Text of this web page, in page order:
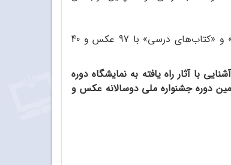
همچنین عکس‌ها و تصویرسازی‌های منتخب بخش «هنرمندان دانش‌آموز» شامل دانش‌آموزان 13 تا 18 ساله با دو موضوع «آزاد» و «کتاب‌های درسی» با 97 عکس و 40
با آثار راه ‌یافته به نمایشگاه دوره
دوره جشنواره ملی دوسالانه عکس و